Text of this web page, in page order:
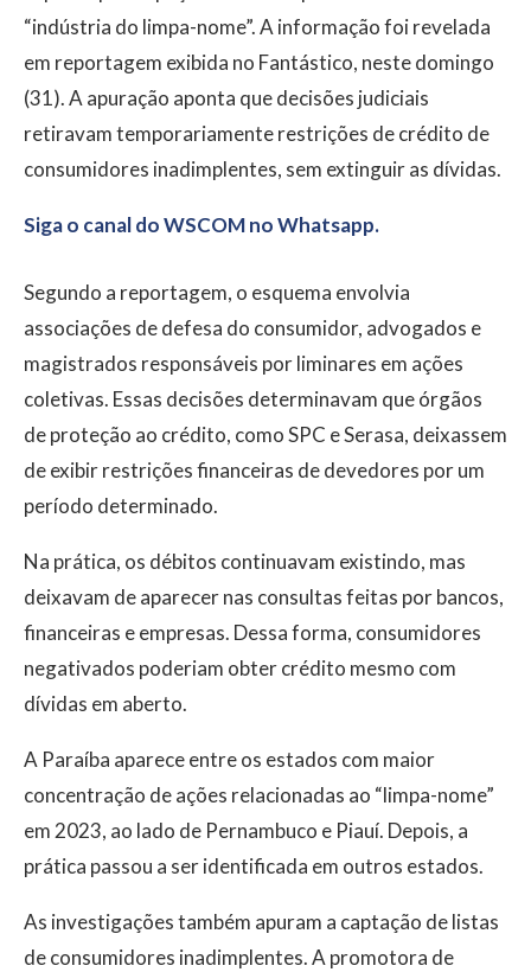
“indústria do limpa-nome”. A informação foi revelada
em reportagem exibida no Fantástico, neste domingo
(31). A apuração aponta que decisões judiciais
retiravam temporariamente restrições de crédito de
consumidores inadimplentes, sem extinguir as dívidas.
Siga o canal do WSCOM no Whatsapp.
Segundo a reportagem, o esquema envolvia
associações de defesa do consumidor, advogados e
magistrados responsáveis por liminares em ações
coletivas. Essas decisões determinavam que órgãos
de proteção ao crédito, como SPC e Serasa, deixassem
de exibir restrições financeiras de devedores por um
período determinado.
Na prática, os débitos continuavam existindo, mas
deixavam de aparecer nas consultas feitas por bancos,
financeiras e empresas. Dessa forma, consumidores
negativados poderiam obter crédito mesmo com
dívidas em aberto.
A Paraíba aparece entre os estados com maior
concentração de ações relacionadas ao “limpa-nome”
em 2023, ao lado de Pernambuco e Piauí. Depois, a
prática passou a ser identificada em outros estados.
As investigações também apuram a captação de listas
de consumidores inadimplentes. A promotora de